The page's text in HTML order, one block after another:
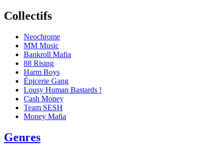
Collectifs
Neochrome
MM Music
Bankroll Mafia
88 Rising
Harm Boys
Épicerie Gang
Lousy Human Bastards !
Cash Money
Team SESH
Money Mafia
Genres